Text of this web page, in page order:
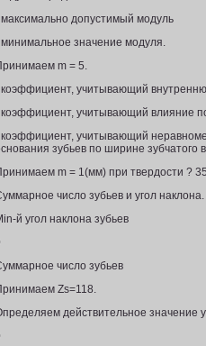
допустимый модуль
значение модуля.
m = 5.
учитывающий
учитывающий влияние
учитывающий
зубьев по ширине зубчатого
m = 1(мм) при твердости ?
число зубьев и угол наклона.
й угол наклона зубьев
число зубьев
Zs=118.
действительное значение